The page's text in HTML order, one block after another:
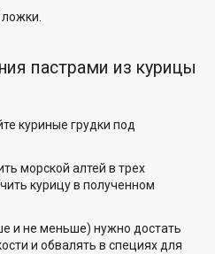
пастрами из курицы
куриные грудки под
морской алтей в трех
курицу в полученном
и не меньше) нужно достать
и обвалять в специях для